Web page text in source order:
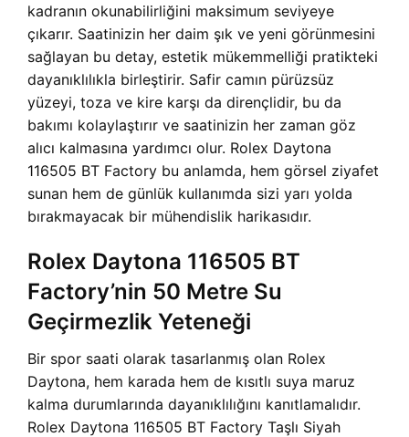
kadranın okunabilirliğini maksimum seviyeye
çıkarır. Saatinizin her daim şık ve yeni görünmesini
sağlayan bu detay, estetik mükemmelliği pratikteki
dayanıklılıkla birleştirir. Safir camın pürüzsüz
yüzeyi, toza ve kire karşı da dirençlidir, bu da
bakımı kolaylaştırır ve saatinizin her zaman göz
alıcı kalmasına yardımcı olur. Rolex Daytona
116505 BT Factory bu anlamda, hem görsel ziyafet
sunan hem de günlük kullanımda sizi yarı yolda
bırakmayacak bir mühendislik harikasıdır.
Rolex Daytona 116505 BT
Factory’nin 50 Metre Su
Geçirmezlik Yeteneği
Bir spor saati olarak tasarlanmış olan Rolex
Daytona, hem karada hem de kısıtlı suya maruz
kalma durumlarında dayanıklılığını kanıtlamalıdır.
Rolex Daytona 116505 BT Factory Taşlı Siyah